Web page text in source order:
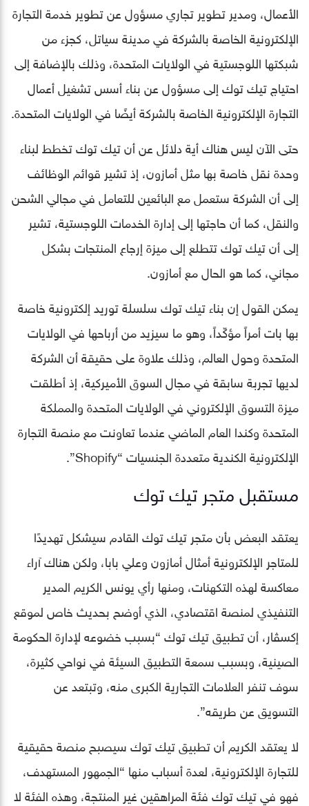
الأعمال، ومدير تطوير تجاري مسؤول عن تطوير خدمة التجارة
الإلكترونية الخاصة بالشركة في مدينة سياتل، كجزء من
شبكتها اللوجستية في الولايات المتحدة، وذلك بالإضافة إلى
احتياج تيك توك إلى مسؤول عن بناء أسس تشغيل أعمال
التجارة الإلكترونية الخاصة بالشركة أيضًا في الولايات المتحدة.
حتى الآن ليس هناك أية دلائل عن أن تيك توك تخطط لبناء
وحدة نقل خاصة بها مثل أمازون، إذ تشير قوائم الوظائف
إلى أن الشركة ستعمل مع البائعين للتعامل في مجالي الشحن
والنقل، كما أن حاجتها إلى إدارة الخدمات اللوجستية، تشير
إلى أن تيك توك تتطلع إلى ميزة إرجاع المنتجات بشكل
مجاني، كما هو الحال مع أمازون.
يمكن القول إن بناء تيك توك سلسلة توريد إلكترونية خاصة
بها بات أمراً مؤكّداً، وهو ما سيزيد من أرباحها في الولايات
المتحدة وحول العالم، وذلك علاوة على حقيقة أن الشركة
لديها تجربة سابقة في مجال السوق الأميركية، إذ أطلقت
ميزة التسوق الإلكتروني في الولايات المتحدة والمملكة
المتحدة وكندا العام الماضي عندما تعاونت مع منصة التجارة
الإلكترونية الكندية متعددة الجنسيات “Shopify”.
مستقبل متجر تيك توك
يعتقد البعض بأن متجر تيك توك القادم سيشكل تهديدًا
للمتاجر الإلكترونية أمثال أمازون وعلي بابا، ولكن هناك آراء
معاكسة لهذه التكهنات، ومنها رأي يونس الكريم المدير
التنفيذي لمنصة اقتصادي، الذي أوضح بحديث خاص لموقع
إكسڤار، أن تطبيق تيك توك “بسبب خضوعه لإدارة الحكومة
الصينية، وبسبب سمعة التطبيق السيئة في نواحي كثيرة،
سوف تنفر العلامات التجارية الكبرى منه، وتبتعد عن
التسويق عن طريقه”.
لا يعتقد الكريم أن تطبيق تيك توك سيصبح منصة حقيقية
للتجارة الإلكترونية، لعدة أسباب منها “الجمهور المستهدف،
فهو في تيك توك فئة المراهقين غير المنتجة، وهذه الفئة لا